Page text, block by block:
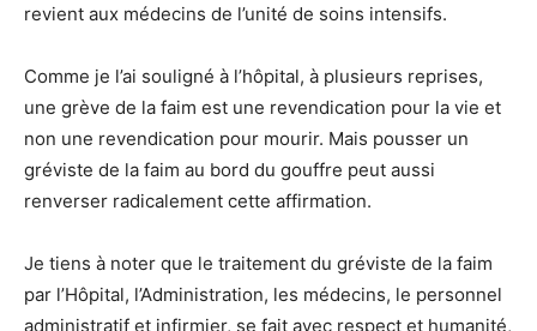
revient aux médecins de l’unité de soins intensifs.
Comme je l’ai souligné à l’hôpital, à plusieurs reprises,
une grève de la faim est une revendication pour la vie et
non une revendication pour mourir. Mais pousser un
gréviste de la faim au bord du gouffre peut aussi
renverser radicalement cette affirmation.
Je tiens à noter que le traitement du gréviste de la faim
par l’Hôpital, l’Administration, les médecins, le personnel
administratif et infirmier, se fait avec respect et humanité,